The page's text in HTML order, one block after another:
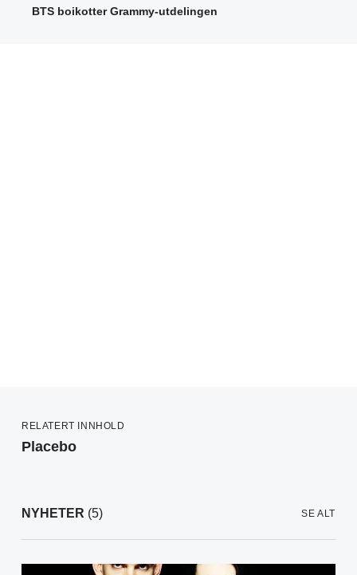
BTS boikotter Grammy-utdelingen
RELATERT INNHOLD
Placebo
NYHETER (5) SE ALT